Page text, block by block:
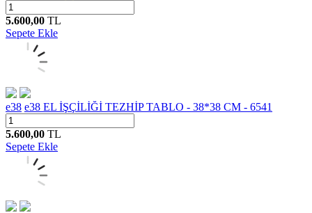
5.600,00 TL
Sepete Ekle
e38 e38 EL İŞÇİLİĞİ TEZHİP TABLO - 38*38 CM - 6541
5.600,00 TL
Sepete Ekle